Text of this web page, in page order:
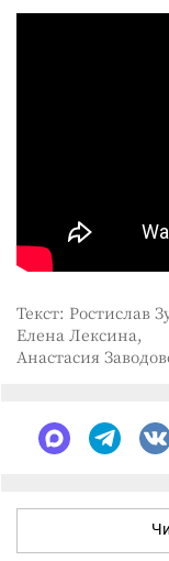
Текст: Ростислав
Елена Лексина,
Анастасия